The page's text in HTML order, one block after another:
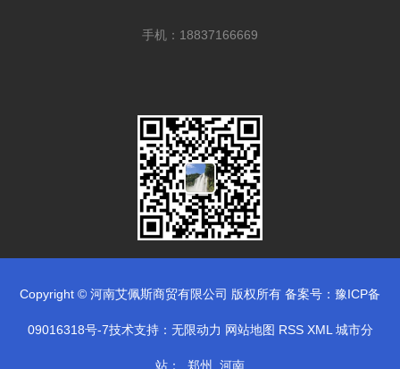
手机：18837166669
Copyright © 河南艾佩斯商贸有限公司 版权所有 备案号： 豫ICP备
09016318号-7技术支持： 无限动力 网站地图 RSS XML 城市分
站 ： 郑州 河南